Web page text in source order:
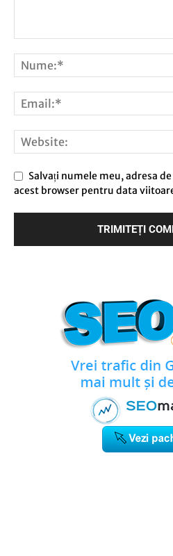
Salvați numele meu, adresa
acest browser pentru data